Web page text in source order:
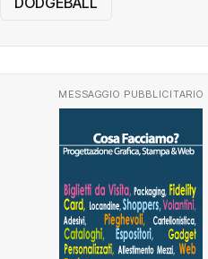
MESSAGGIO PUBBLICITARIO